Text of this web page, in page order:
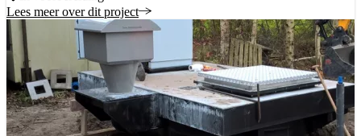
Lees meer over dit project